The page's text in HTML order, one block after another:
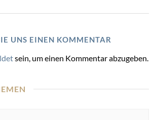
UNS EINEN KOMMENTAR
sein, um einen Kommentar abzugeben.